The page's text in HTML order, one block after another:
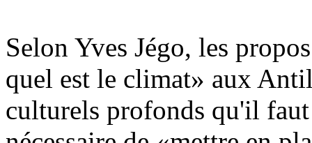
Selon Yves Jégo, les
quel est le climat» aux
culturels profonds qu'il